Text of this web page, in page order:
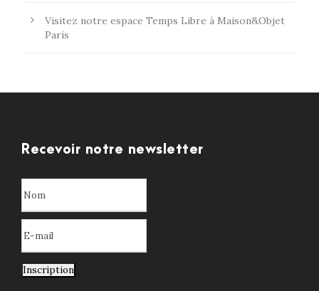
Visitez notre espace Temps Libre à Maison&Objet
Paris
Recevoir notre newsletter
Inscription